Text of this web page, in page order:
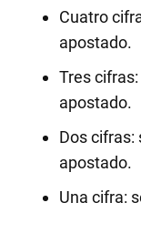
Cuatro
apostado.
Tres
apostado.
Dos cifras:
apostado.
Una cifra: